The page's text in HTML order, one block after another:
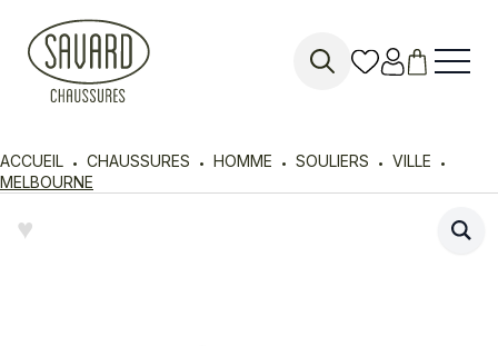
ACCUEIL CHAUSSURES HOMME SOULIERS
VILLE
MELBOURNE
♥︎